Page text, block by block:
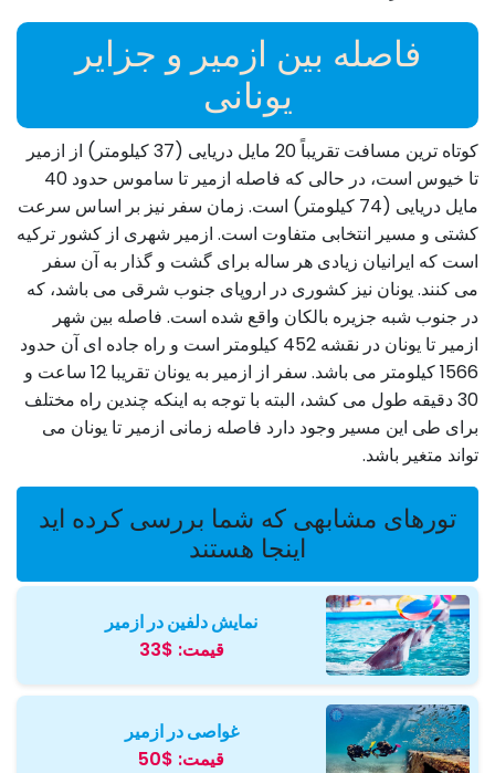
فاصله بین ازمیر و جزایر
یونانی
کوتاه ترین مسافت تقریباً 20 مایل دریایی (37 کیلومتر) از ازمیر
تا خیوس است، در حالی که فاصله ازمیر تا ساموس حدود 40
مایل دریایی (74 کیلومتر) است. زمان سفر نیز بر اساس سرعت
کشتی و مسیر انتخابی متفاوت است. ازمیر شهری از کشور ترکیه
است که ایرانیان زیادی هر ساله برای گشت و گذار به آن سفر
می کنند. یونان نیز کشوری در اروپای جنوب شرقی می باشد، که
در جنوب شبه جزیره بالکان واقع شده است. فاصله بین شهر
ازمیر تا یونان در نقشه 452 کیلومتر است و راه جاده ای آن حدود
1566 کیلومتر می باشد. سفر از ازمیر به یونان تقریبا 12 ساعت و
30 دقیقه طول می کشد، البته با توجه به اینکه چندین راه مختلف
برای طی این مسیر وجود دارد فاصله زمانی ازمیر تا یونان می
تواند متغیر باشد.
تورهای مشابهی که شما بررسی کرده اید
اینجا هستند
نمایش دلفین در ازمیر
قیمت: $33
غواصی در ازمیر
قیمت: $50